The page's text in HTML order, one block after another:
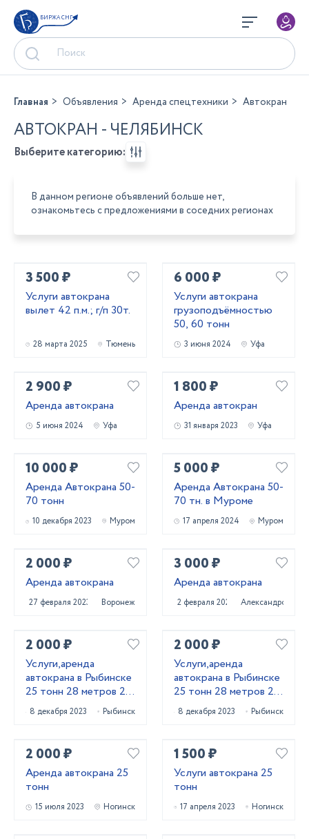
БИРЖА СНГ
Главная Объявления Аренда спецтехники Автокран
АВТОКРАН - ЧЕЛЯБИНСК
Выберите категорию:
В данном регионе объявлений больше нет,
ознакомьтесь с предложениями в соседних регионах
3 500 ₽
Услуги автокрана
вылет 42 п.м.; г/п 30т.
28 марта 2025 Тюмень
6 000 ₽
Услуги автокрана
грузоподъёмностью
50, 60 тонн
3 июня 2024 Уфа
2 900 ₽
Аренда автокрана
5 июня 2024 Уфа
1 800 ₽
Аренда автокран
31 января 2023 Уфа
10 000 ₽
Аренда Автокрана 50-
70 тонн
10 декабря 2023 Муром
5 000 ₽
Аренда Автокрана 50-
70 тн. в Муроме
17 апреля 2024 Муром
2 000 ₽
Аренда автокрана
27 февраля 2023 Воронеж
3 000 ₽
Аренда автокрана
2 февраля 2025 Александров
2 000 ₽
Услуги,аренда
автокрана в Рыбинске
25 тонн 28 метров 22
метра
8 декабря 2023 Рыбинск
2 000 ₽
Услуги,аренда
автокрана в Рыбинске
25 тонн 28 метров 22
метра
8 декабря 2023 Рыбинск
2 000 ₽
Аренда автокрана 25
тонн
15 июля 2023 Ногинск
1 500 ₽
Услуги автокрана 25
тонн
17 апреля 2023 Ногинск